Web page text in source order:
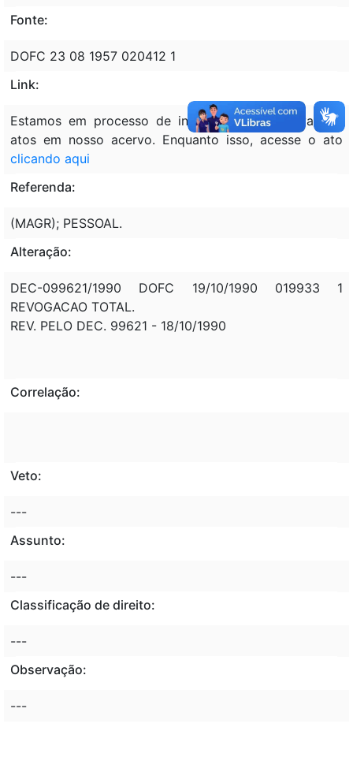
Fonte:
DOFC 23 08 1957 020412 1
Link:
Estamos em processo de inclusão retrospectiva dos
atos em nosso acervo. Enquanto isso, acesse o ato
clicando aqui
Referenda:
(MAGR); PESSOAL.
Alteração:
DEC-099621/1990 DOFC 19/10/1990 019933 1
REVOGACAO TOTAL.
REV. PELO DEC. 99621 - 18/10/1990
Correlação:
Veto:
---
Assunto:
---
Classificação de direito:
---
Observação:
---